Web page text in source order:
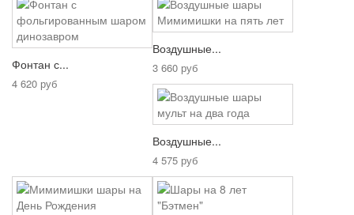
Фонтан с...
4 620 руб
Воздушные...
3 660 руб
Воздушные...
4 575 руб